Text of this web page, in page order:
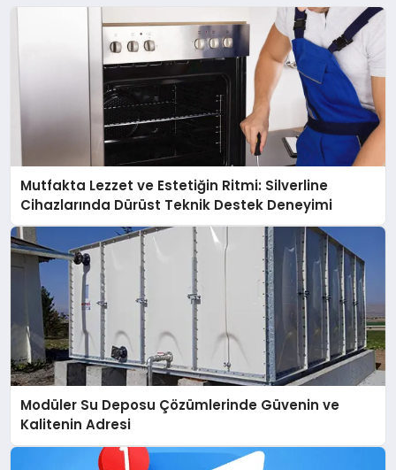
Mutfakta Lezzet ve Estetiğin Ritmi: Silverline
Cihazlarında Dürüst Teknik Destek Deneyimi
Modüler Su Deposu Çözümlerinde Güvenin ve
Kalitenin Adresi